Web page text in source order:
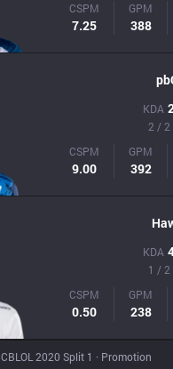
CSPM
7.25
GPM
388
KDA
2 / 2
CSPM
9.00
GPM
392
KDA
1 / 2
CSPM
0.50
GPM
238
CBLOL 2020 Split 1 · Promotion